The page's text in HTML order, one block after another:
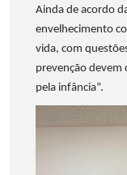
Ainda de acordo
envelhecimento
vida, com
prevenção devem
pela infância”.